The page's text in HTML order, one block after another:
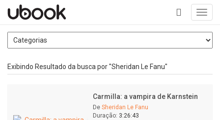
+
Exibindo Resultado da busca por "Sheridan Le Fanu"
Carmilla: a vampira de Karnstein
De Sheridan Le Fanu
Duração: 3:26:43